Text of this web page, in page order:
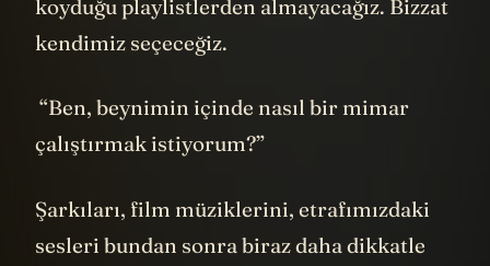
koyduğu playlistlerden almayacağız. Bizzat
kendimiz seçeceğiz.
“Ben, beynimin içinde nasıl bir mimar
çalıştırmak istiyorum?”
Şarkıları, film müziklerini, etrafımızdaki
sesleri bundan sonra biraz daha dikkatle